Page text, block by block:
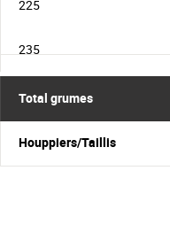
225
235
Total grumes
Houppiers/Taillis